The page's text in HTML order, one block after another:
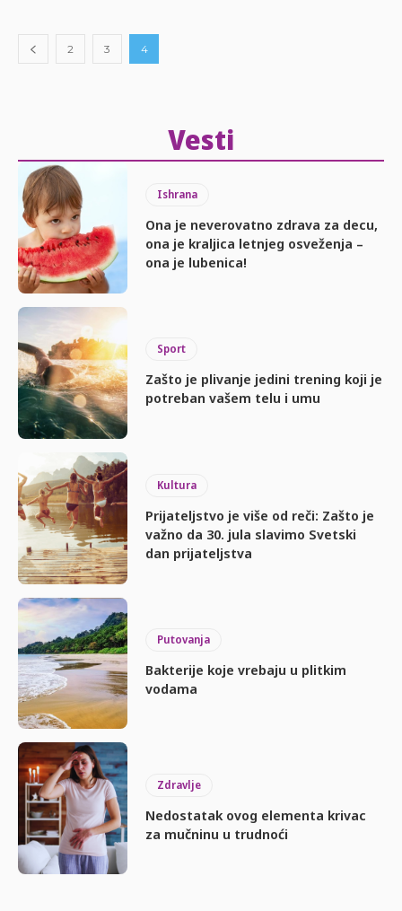
2 3 4
Vesti
Ishrana
Ona je neverovatno zdrava za decu,
ona je kraljica letnjeg osveženja –
ona je lubenica!
Sport
Zašto je plivanje jedini trening koji je
potreban vašem telu i umu
Kultura
Prijateljstvo je više od reči: Zašto je
važno da 30. jula slavimo Svetski
dan prijateljstva
Putovanja
Bakterije koje vrebaju u plitkim
vodama
Zdravlje
Nedostatak ovog elementa krivac
za mučninu u trudnoći